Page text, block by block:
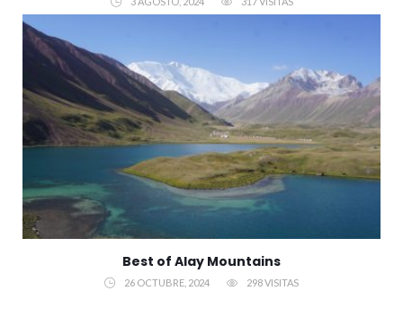
Best of Alay Mountains
26 OCTUBRE, 2024 298 VISITAS